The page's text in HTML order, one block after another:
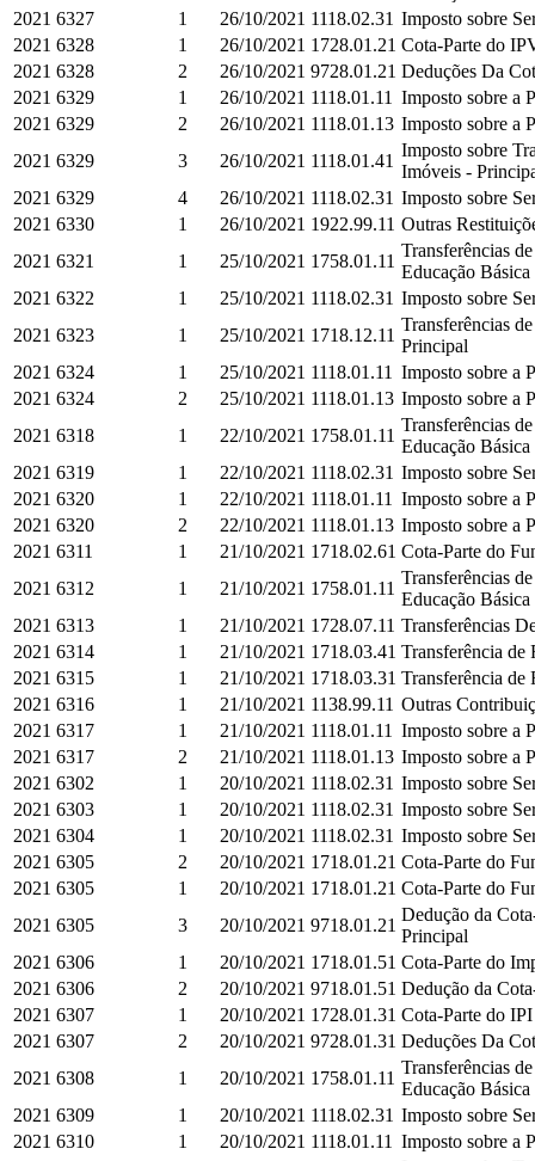
2021 6327 1 26/10/2021 1118.02.31 Imposto sobre
2021 6328 1 26/10/2021 1728.01.21 Cota-Parte do
2021 6328 2 26/10/2021 9728.01.21 Deduções Da
2021 6329 1 26/10/2021 1118.01.11 Imposto sobre a
2021 6329 2 26/10/2021 1118.01.13 Imposto sobre a
2021 6329 3 26/10/2021 1118.01.41
Imposto sobre
Imóveis -
2021 6329 4 26/10/2021 1118.02.31 Imposto sobre
2021 6330 1 26/10/2021 1922.99.11 Outras
2021 6321 1 25/10/2021 1758.01.11
Transferências
Educação
2021 6322 1 25/10/2021 1118.02.31 Imposto sobre
2021 6323 1 25/10/2021 1718.12.11
Transferências
Principal
2021 6324 1 25/10/2021 1118.01.11 Imposto sobre a
2021 6324 2 25/10/2021 1118.01.13 Imposto sobre a
2021 6318 1 22/10/2021 1758.01.11
Transferências
Educação
2021 6319 1 22/10/2021 1118.02.31 Imposto sobre
2021 6320 1 22/10/2021 1118.01.11 Imposto sobre a
2021 6320 2 22/10/2021 1118.01.13 Imposto sobre a
2021 6311 1 21/10/2021 1718.02.61 Cota-Parte do
2021 6312 1 21/10/2021 1758.01.11
Transferências
Educação
2021 6313 1 21/10/2021 1728.07.11 Transferências
2021 6314 1 21/10/2021 1718.03.41 Transferência de
2021 6315 1 21/10/2021 1718.03.31 Transferência de
2021 6316 1 21/10/2021 1138.99.11 Outras
2021 6317 1 21/10/2021 1118.01.11 Imposto sobre a
2021 6317 2 21/10/2021 1118.01.13 Imposto sobre a
2021 6302 1 20/10/2021 1118.02.31 Imposto sobre
2021 6303 1 20/10/2021 1118.02.31 Imposto sobre
2021 6304 1 20/10/2021 1118.02.31 Imposto sobre
2021 6305 2 20/10/2021 1718.01.21 Cota-Parte do
2021 6305 1 20/10/2021 1718.01.21 Cota-Parte do
2021 6305 3 20/10/2021 9718.01.21
Dedução da
Principal
2021 6306 1 20/10/2021 1718.01.51 Cota-Parte do
2021 6306 2 20/10/2021 9718.01.51 Dedução da
2021 6307 1 20/10/2021 1728.01.31 Cota-Parte do
2021 6307 2 20/10/2021 9728.01.31 Deduções Da
2021 6308 1 20/10/2021 1758.01.11
Transferências
Educação
2021 6309 1 20/10/2021 1118.02.31 Imposto sobre
2021 6310 1 20/10/2021 1118.01.11 Imposto sobre a